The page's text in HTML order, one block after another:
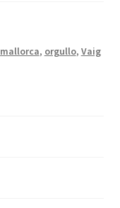
mallorca, orgullo, Vaig